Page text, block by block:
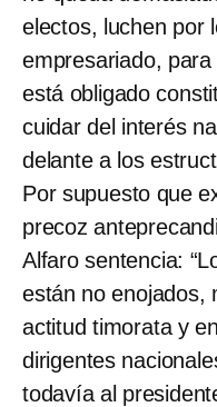
electos, luchen por
empresariado,
está obligado
cuidar del interés
delante a los
Por supuesto que
precoz
Alfaro sentencia:
están no enojados,
actitud timorata y
dirigentes
todavía al